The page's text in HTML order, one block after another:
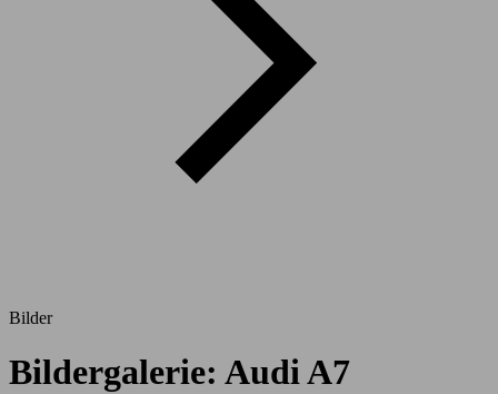
Bilder
Bildergalerie: Audi A7